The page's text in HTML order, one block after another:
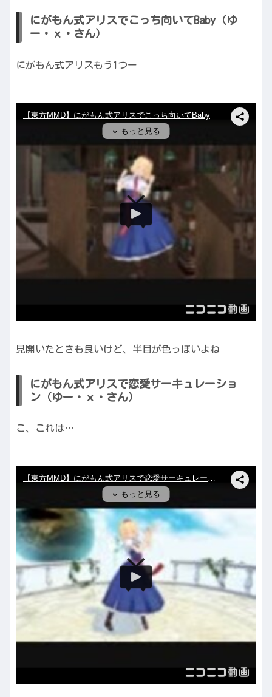
にがもん式アリスでこっち向いてBaby（ゆ
ー・ｘ・さん）
にがもん式アリスもう1つー
見開いたときも良いけど、半目が色っぽいよね
にがもん式アリスで恋愛サーキュレーショ
ン（ゆー・ｘ・さん）
こ、これは…